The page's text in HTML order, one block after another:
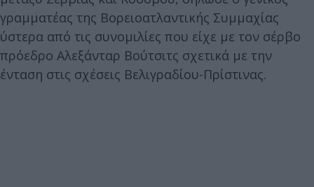
γραμματέας της Βορειοατλαντικής Συμμαχίας
ύστερα από τις συνομιλίες που είχε με τον σέρβο
πρόεδρο Αλεξάνταρ Βούτσιτς σχετικά με την
ένταση στις σχέσεις Βελιγραδίου-Πρίστινας.